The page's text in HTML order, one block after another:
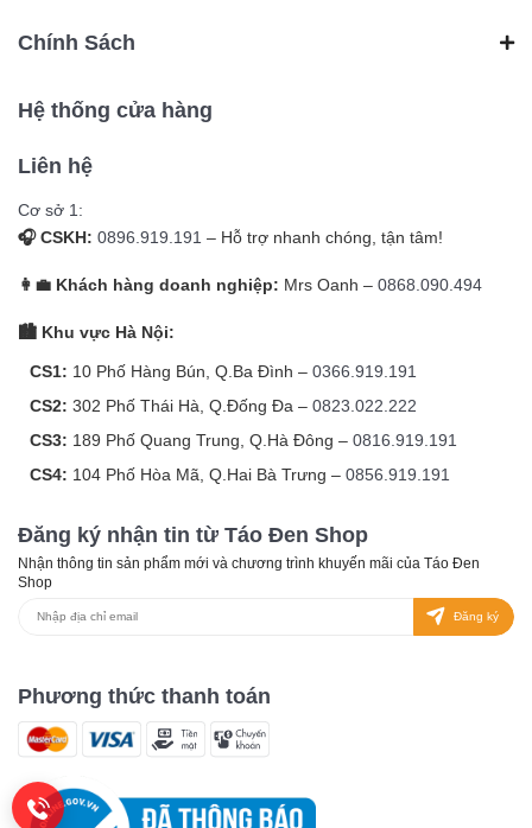
Chính Sách
Hệ thống cửa hàng
Liên hệ
Cơ sở 1:
🎧 CSKH: 0896.919.191 – Hỗ trợ nhanh chóng, tận tâm!
👩‍💼 Khách hàng doanh nghiệp: Mrs Oanh – 0868.090.494
🏙️ Khu vực Hà Nội:
CS1: 10 Phố Hàng Bún, Q.Ba Đình – 0366.919.191
CS2: 302 Phố Thái Hà, Q.Đống Đa – 0823.022.222
CS3: 189 Phố Quang Trung, Q.Hà Đông – 0816.919.191
CS4: 104 Phố Hòa Mã, Q.Hai Bà Trưng – 0856.919.191
Đăng ký nhận tin từ Táo Đen Shop
Nhận thông tin sản phẩm mới và chương trình khuyến mãi của Táo Đen
Shop
Đăng ký
Phương thức thanh toán